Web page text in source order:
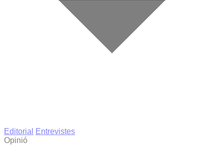
Editorial
Entrevistes
Opinió